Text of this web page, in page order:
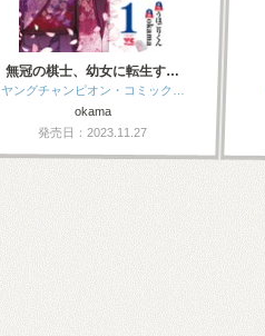
無冠の棋士、幼女に転生す…
ヤングチャンピオン・コミック…
okama
発売日：2023.11.27